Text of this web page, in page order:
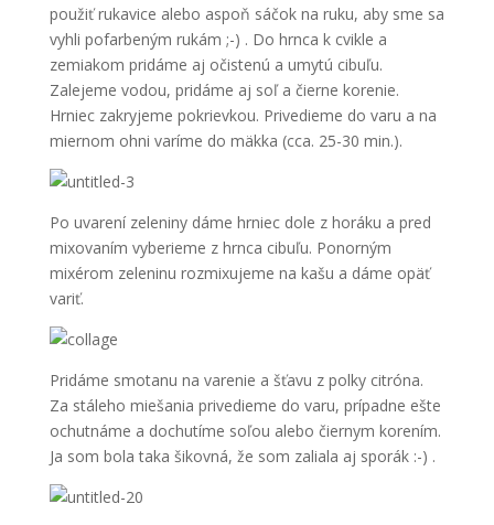
použiť rukavice alebo aspoň sáčok na ruku, aby sme sa
vyhli pofarbeným rukám ;-) . Do hrnca k cvikle a
zemiakom pridáme aj očistenú a umytú cibuľu.
Zalejeme vodou, pridáme aj soľ a čierne korenie.
Hrniec zakryjeme pokrievkou. Privedieme do varu a na
miernom ohni varíme do mäkka (cca. 25-30 min.).
Po uvarení zeleniny dáme hrniec dole z horáku a pred
mixovaním vyberieme z hrnca cibuľu. Ponorným
mixérom zeleninu rozmixujeme na kašu a dáme opäť
variť.
Pridáme smotanu na varenie a šťavu z polky citróna.
Za stáleho miešania privedieme do varu, prípadne ešte
ochutnáme a dochutíme soľou alebo čiernym korením.
Ja som bola taka šikovná, že som zaliala aj sporák :-) .